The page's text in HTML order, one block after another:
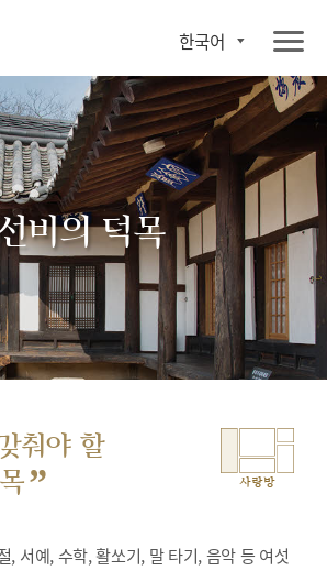
한국어
비의 덕목
춰야 할
” 사랑방
, 서예, 수학, 활쏘기, 말 타기, 음악 등 여섯